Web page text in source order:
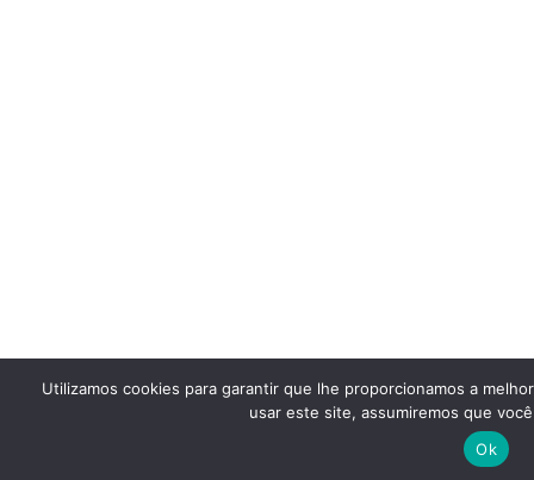
Utilizamos cookies para garantir que lhe proporcionamos a
usar este site, assumiremos que
Ok